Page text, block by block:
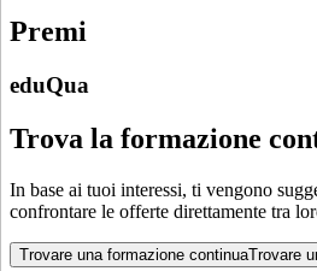
Premi
eduQua
Trova la formazione
In base ai tuoi interessi, ti vengono
confrontare le offerte direttamente tra
Trovare una formazione continuaTrovare